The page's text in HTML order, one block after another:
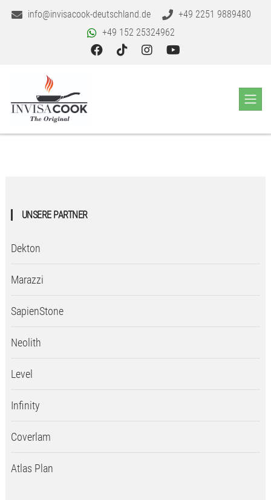
info@invisacook-deutschland.de
+49 2251 9889480
+49 152 25324962
UNSERE PARTNER
Dekton
Marazzi
SapienStone
Neolith
Level
Infinity
Coverlam
Atlas Plan